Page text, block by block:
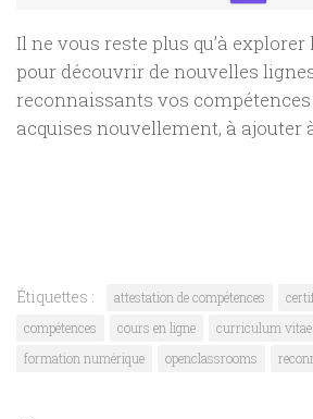
Il ne vous reste plus qu’à
pour découvrir de nouvelles
reconnaissants vos
acquises nouvellement, à ajouter
Étiquettes : attestation de compétences
compétences
cours en ligne curriculum vitae
formation numérique
openclassrooms